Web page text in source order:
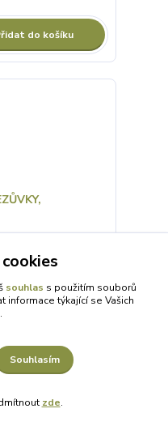
do košíku
119 Kč
souhlas s použitím souborů
informace týkající se Vašich
Souhlasím
zde.